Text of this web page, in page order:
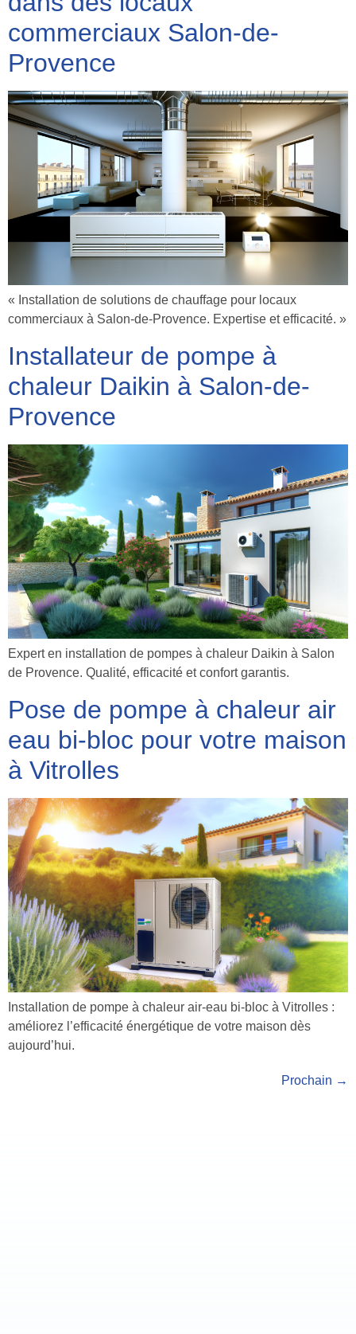
commerciaux Salon-de-
Provence
« Installation de solutions de chauffage pour locaux
commerciaux à Salon-de-Provence. Expertise et efficacité. »
Installateur de pompe à
chaleur Daikin à Salon-de-
Provence
Expert en installation de pompes à chaleur Daikin à Salon
de Provence. Qualité, efficacité et confort garantis.
Pose de pompe à chaleur air
eau bi-bloc pour votre maison
à Vitrolles
Installation de pompe à chaleur air-eau bi-bloc à Vitrolles :
améliorez l’efficacité énergétique de votre maison dès
aujourd’hui.
Prochain →